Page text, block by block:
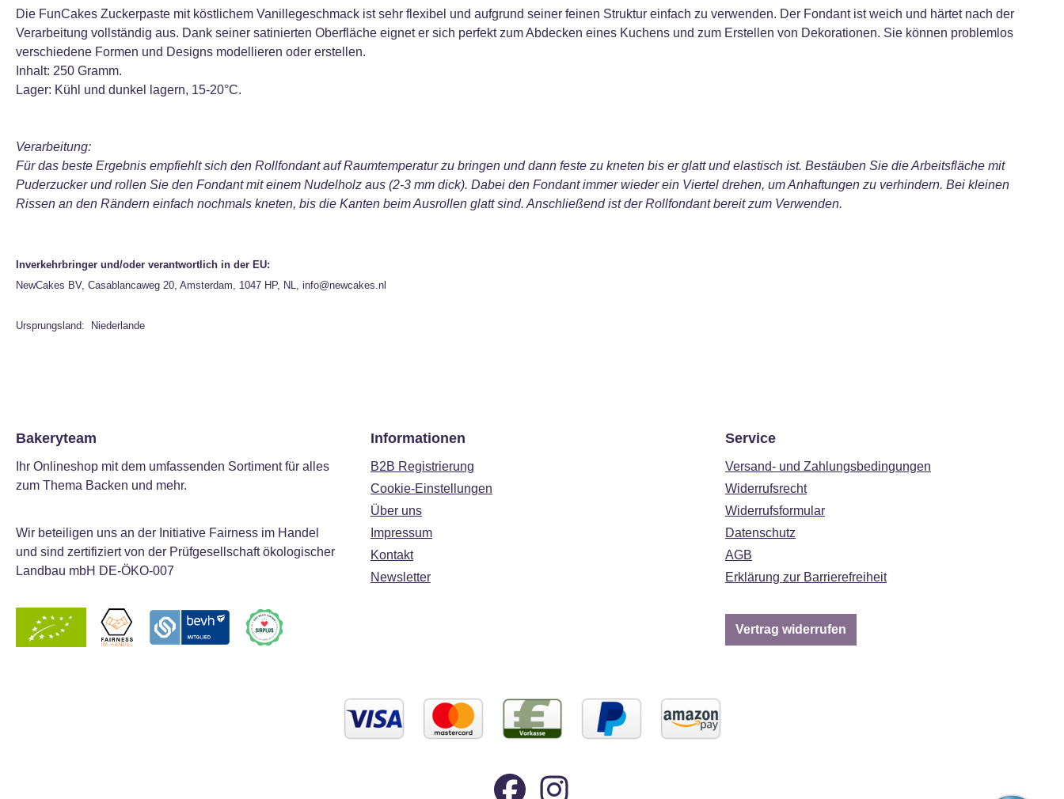
Die FunCakes Zuckerpaste mit köstlichem Vanillegeschmack ist sehr flexibel und aufgrund seiner feinen Struktur einfach zu verwenden. Der Fondant ist weich und härtet nach der
Verarbeitung vollständig aus. Dank seiner satinierten Oberfläche eignet er sich perfekt zum Abdecken eines Kuchens und zum Erstellen von Dekorationen. Sie können problemlos
verschiedene Formen und Designs modellieren oder erstellen.
Inhalt: 250 Gramm.
Lager: Kühl und dunkel lagern, 15-20°C.
Verarbeitung:
Für das beste Ergebnis empfiehlt sich den Rollfondant auf Raumtemperatur zu bringen und dann feste zu kneten bis er glatt und elastisch ist. Bestäuben Sie die Arbeitsfläche mit
Puderzucker und rollen Sie den Fondant mit einem Nudelholz aus (2-3 mm dick). Dabei den Fondant immer wieder ein Viertel drehen, um Anhaftungen zu verhindern. Bei kleinen
Rissen an den Rändern einfach nochmals kneten, bis die Kanten beim Ausrollen glatt sind. Anschließend ist der Rollfondant bereit zum Verwenden.
Inverkehrbringer und/oder verantwortlich in der EU:
NewCakes BV, Casablancaweg 20, Amsterdam, 1047 HP, NL, info@newcakes.nl
Ursprungsland: Niederlande
Bakeryteam
Ihr Onlineshop mit dem umfassenden Sortiment für alles
zum Thema Backen und mehr.
Wir beteiligen uns an der Initiative Fairness im Handel
und sind zertifiziert von der Prüfgesellschaft ökologischer
Landbau mbH DE-ÖKO-007
Informationen
B2B Registrierung
Cookie-Einstellungen
Über uns
Impressum
Kontakt
Newsletter
Service
Versand- und Zahlungsbedingungen
Widerrufsrecht
Widerrufsformular
Datenschutz
AGB
Erklärung zur Barrierefreiheit
Vertrag widerrufen